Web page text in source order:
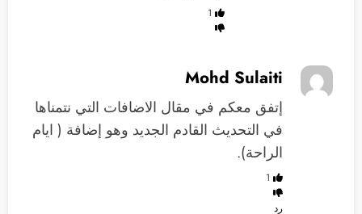
1
Mohd Sulaiti
إتفق معكم في مقال الاضافات التي نتمناها
في التحديث القادم الجديد وهو إضافة ( ايام
الراحة).
1
رد